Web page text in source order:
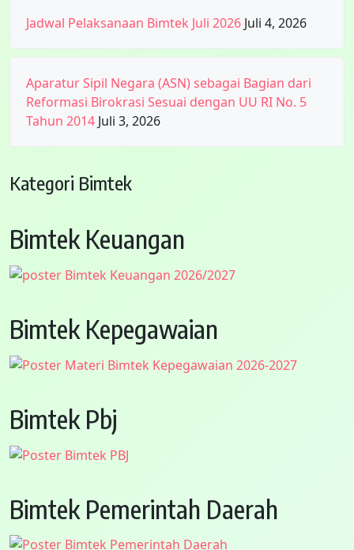
Jadwal Pelaksanaan Bimtek Juli 2026 Juli 4, 2026
Aparatur Sipil Negara (ASN) sebagai Bagian dari
Reformasi Birokrasi Sesuai dengan UU RI No. 5
Tahun 2014 Juli 3, 2026
Kategori Bimtek
Bimtek Keuangan
Bimtek Kepegawaian
Bimtek Pbj
Bimtek Pemerintah Daerah